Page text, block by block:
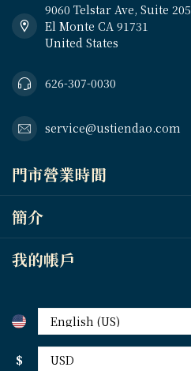
9060 Telstar Ave, Suite 205
El Monte CA 91731
United States
626-307-0030
service@ustiendao.com
門市營業時間
簡介
我的帳戶
$